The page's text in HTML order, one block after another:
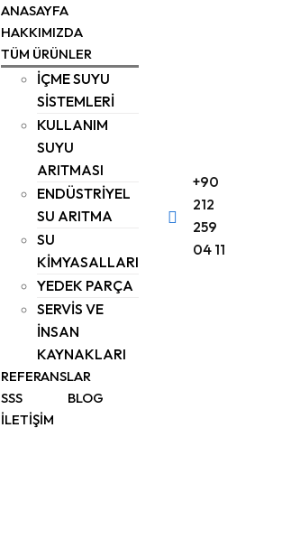
ANASAYFA
HAKKIMIZDA
TÜM ÜRÜNLER
İÇME SUYU
SİSTEMLERİ
KULLANIM
SUYU
ARITMASI
ENDÜSTRİYEL
SU ARITMA
SU
KİMYASALLARI
YEDEK PARÇA
SERVİS VE
İNSAN
KAYNAKLARI
REFERANSLAR
SSS
BLOG
İLETIŞIM
+90
212
259
04 11